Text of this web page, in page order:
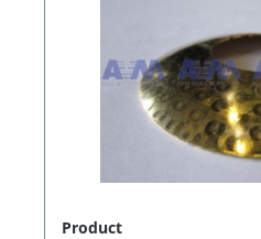
Product